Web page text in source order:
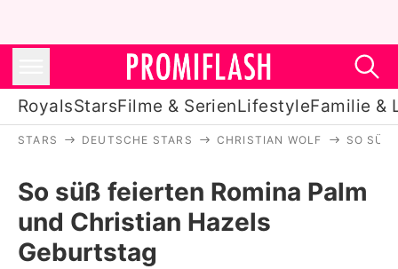
RoyalsStarsFilme & SerienLifestyleFamilie &
Stars
Filme & Serien
STARS DEUTSCHE STARS CHRISTIAN WOLF SO
So süß feierten Romina Palm
und Christian Hazels
Geburtstag